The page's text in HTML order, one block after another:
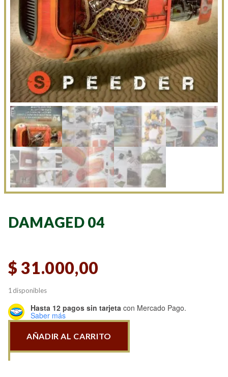
DAMAGED 04
$ 31.000,00
1 disponibles
Hasta 12 pagos sin tarjeta con Mercado Pago.
Saber más
04
AÑADIR AL CARRITO